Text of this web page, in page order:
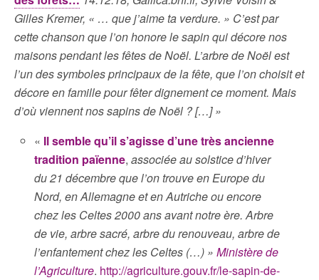
Gilles Kremer, « … que j’aime ta verdure. » C’est par
cette chanson que l’on honore le sapin qui décore nos
maisons pendant les fêtes de Noël. L’arbre de Noël est
l’un des symboles principaux de la fête, que l’on choisit et
décore en famille pour fêter dignement ce moment. Mais
d’où viennent nos sapins de Noël ? […] »
« Il semble qu’il s’agisse d’une très ancienne
tradition païenne,associée au solstice d’hiver
du 21 décembre que l’on trouve en Europe du
Nord, en Allemagne et en Autriche ou encore
chez les Celtes 2000 ans avant notre ère. Arbre
de vie, arbre sacré, arbre du renouveau, arbre de
l’enfantement chez les Celtes (…) »Ministère de
l’Agriculture. http://agriculture.gouv.fr/le-sapin-de-